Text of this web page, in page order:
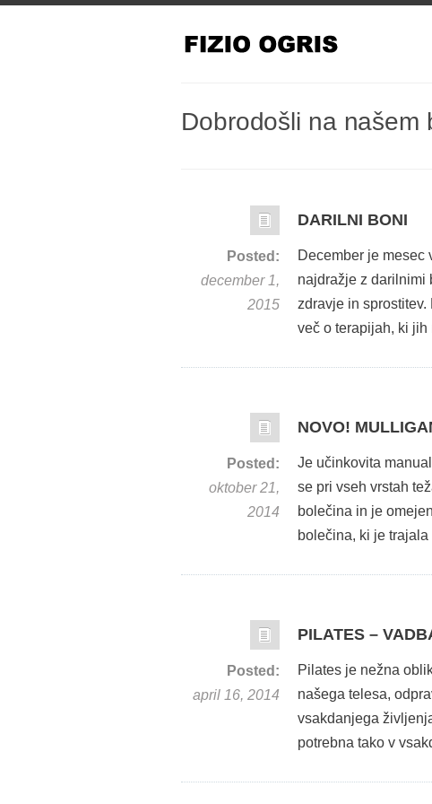
Dobrodošli na našem
DARILNI BONI
December je mesec
najdražje z darilnimi
zdravje in
več o terapijah, ki
Posted:
december 1,
2015
NOVO!
Je učinkovita
se pri vseh vrstah
bolečina in je
bolečina, ki je
Posted:
oktober 21,
2014
PILATES –
Pilates je nežna
našega telesa,
vsakdanjega
potrebna tako v
Posted:
april 16, 2014